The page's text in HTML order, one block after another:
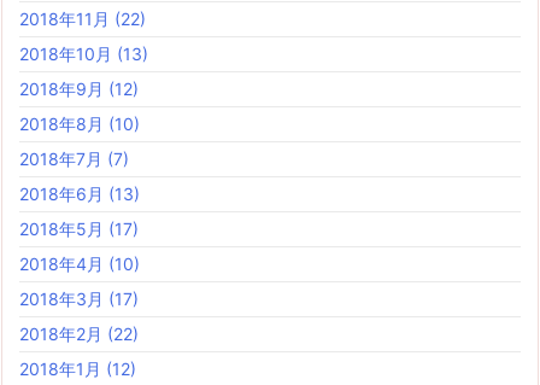
2018年11月 (22)
2018年10月 (13)
2018年9月 (12)
2018年8月 (10)
2018年7月 (7)
2018年6月 (13)
2018年5月 (17)
2018年4月 (10)
2018年3月 (17)
2018年2月 (22)
2018年1月 (12)